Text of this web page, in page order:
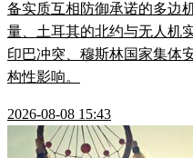
备实质互相防御承诺的多边
量、土耳其的北约与无人机
印巴冲突、穆斯林国家集体
构性影响。
2026-08-08 15:43